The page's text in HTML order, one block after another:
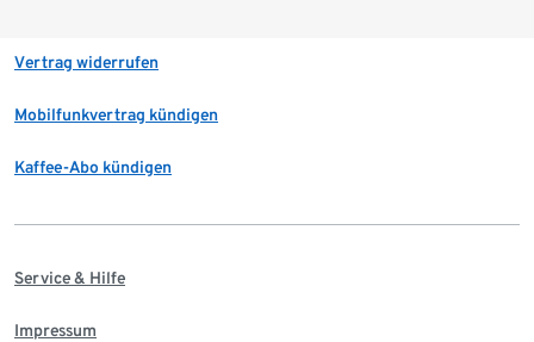
Vertrag widerrufen
Mobilfunkvertrag kündigen
Kaffee-Abo kündigen
Service & Hilfe
Impressum